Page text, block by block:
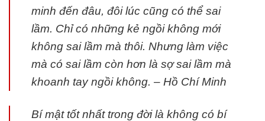
minh đến đâu, đôi lúc cũng có thể sai
lầm. Chỉ có những kẻ ngồi không mới
không sai lầm mà thôi. Nhưng làm việc
mà có sai lầm còn hơn là sợ sai lầm mà
khoanh tay ngồi không. – Hồ Chí Minh
Bí mật tốt nhất trong đời là không có bí